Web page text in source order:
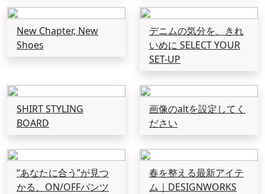
New Chapter, New
Shoes
デニムの気分を、きれ
いめに SELECT YOUR
SET-UP
SHIRT STYLING
BOARD
画像のaltを設定してく
ださい
“あなたに合う”が見つ
かる、ON/OFFパンツ
春を整える最新アイテ
ム｜DESIGNWORKS